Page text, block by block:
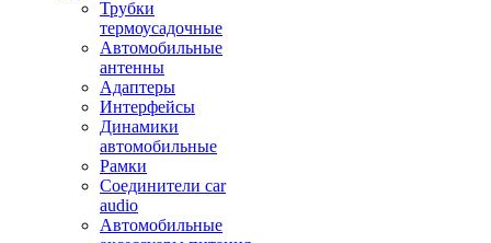
Трубки
термоусадочные
Автомобильные
антенны
Адаптеры
Интерфейсы
Динамики
автомобильные
Рамки
Соединители car
audio
Автомобильные